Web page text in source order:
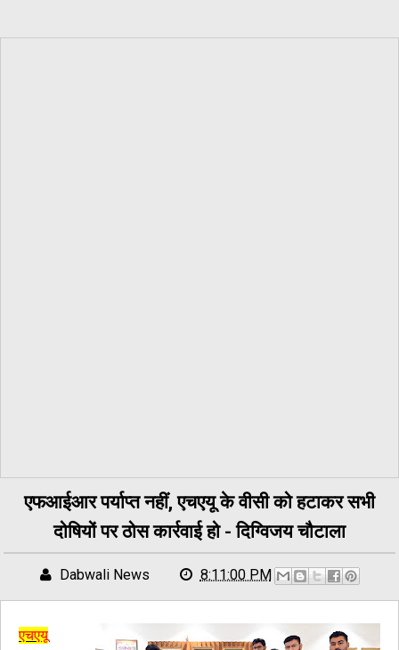
एफआईआर पर्याप्त नहीं, एचएयू के वीसी को हटाकर सभी
दोषियों पर ठोस कार्रवाई हो - दिग्विजय चौटाला
Dabwali News 8:11:00 PM
एचएयू